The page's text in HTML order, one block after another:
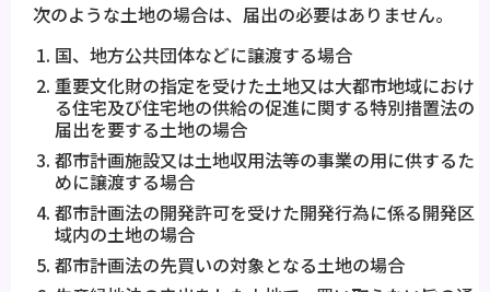
次のような土地の場合は、届出の必要はありません。
国、地方公共団体などに譲渡する場合
重要文化財の指定を受けた土地又は大都市地域におけ
る住宅及び住宅地の供給の促進に関する特別措置法の
届出を要する土地の場合
都市計画施設又は土地収用法等の事業の用に供するた
めに譲渡する場合
都市計画法の開発許可を受けた開発行為に係る開発区
域内の土地の場合
都市計画法の先買いの対象となる土地の場合